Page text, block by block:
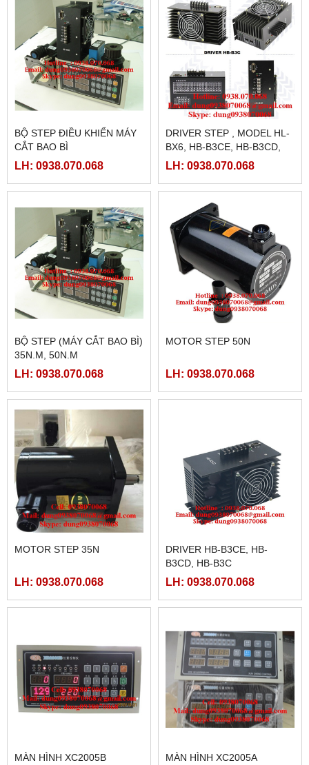
BỘ STEP ĐIỀU KHIỂN MÁY
CẮT BAO BÌ
LH: 0938.070.068
DRIVER STEP , MODEL HL-
BX6, HB-B3CE, HB-B3CD,
NJ-B3C
LH: 0938.070.068
BỘ STEP (MÁY CẮT BAO BÌ)
35N.M, 50N.M
LH: 0938.070.068
MOTOR STEP 50N
LH: 0938.070.068
MOTOR STEP 35N
LH: 0938.070.068
DRIVER HB-B3CE, HB-
B3CD, HB-B3C
LH: 0938.070.068
MÀN HÌNH XC2005B MÀN HÌNH XC2005A